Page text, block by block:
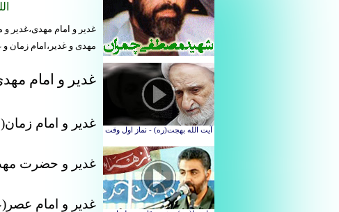
غدیر و امام
غدیر و امام
غدیر و حضرت
غدیر و امام
غدیر و امام مهدی،غدیر
مهدی و غدیر،امام زمان